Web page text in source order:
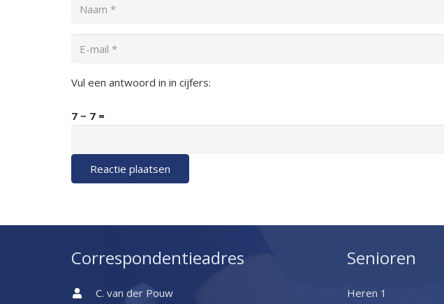
Vul een antwoord in in cijfers:
7 − 7 =
Reactie plaatsen
Correspondentieadres
C. van der Pouw
Senioren
Heren 1